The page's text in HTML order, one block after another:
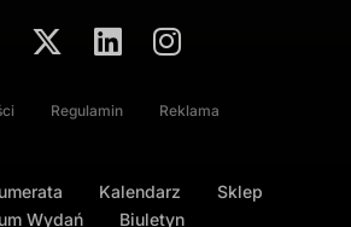
Regulamin Reklama
Kalendarz
Sklep
Wydań
Biuletyn